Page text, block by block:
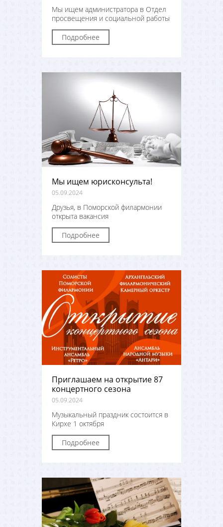
Мы ищем администратора в Отдел
просвещения и социальной работы
Подробнее
Мы ищем юрисконсульта!
05.09.2024
Друзья, в Поморской филармонии
открыта вакансия
Подробнее
Приглашаем на открытие 87
концертного сезона
05.09.2024
Музыкальный праздник состоится в
Кирхе 1 октября
Подробнее